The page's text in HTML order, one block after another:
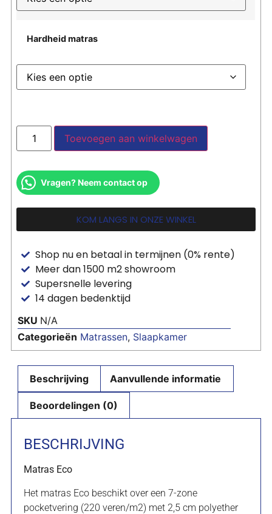
Hardheid matras
Toevoegen aan winkelwagen
Vragen? Neem contact op
KOM LANGS IN ONZE WINKEL
Shop nu en betaal in termijnen (0% rente)
Meer dan 1500 m2 showroom
Supersnelle levering
14 dagen bedenktijd
SKU N/A
Categorieën Matrassen, Slaapkamer
Beschrijving Aanvullende informatie
Beoordelingen (0)
BESCHRIJVING
Matras Eco
Het matras Eco beschikt over een 7-zone
pocketvering (220 veren/m2) met 2,5 cm polyether